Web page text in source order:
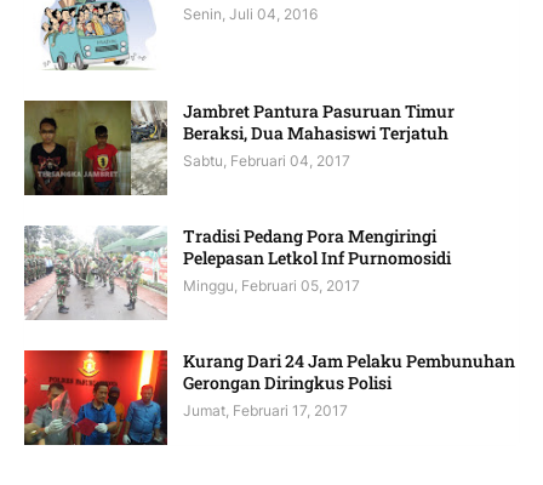
Senin, Juli 04, 2016
Jambret Pantura Pasuruan Timur
Beraksi, Dua Mahasiswi Terjatuh
Sabtu, Februari 04, 2017
Tradisi Pedang Pora Mengiringi
Pelepasan Letkol Inf Purnomosidi
Minggu, Februari 05, 2017
Kurang Dari 24 Jam Pelaku Pembunuhan
Gerongan Diringkus Polisi
Jumat, Februari 17, 2017